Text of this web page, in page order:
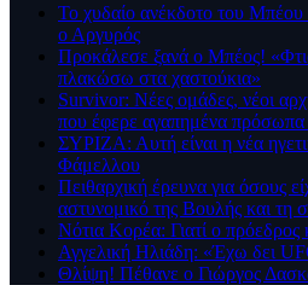
Το χυδαίο ανέκδοτο του
ο Αργυρός
Προκάλεσε ξανά ο Μπέος!
πλακώσω στα χαστούκια»
Survivor: Νέες ομάδες, νέοι
που έφερε αγαπημένα πρόσωπα
ΣΥΡΙΖΑ: Αυτή είναι η νέα
Φάμελλου
Πειθαρχική έρευνα για όσους
αστυνομικό της Βουλής και τη
Νότια Κορέα: Γιατί ο πρόεδρος
Αγγελική Ηλιάδη: «Έχω δει
Θλίψη! Πέθανε ο Γιώργος